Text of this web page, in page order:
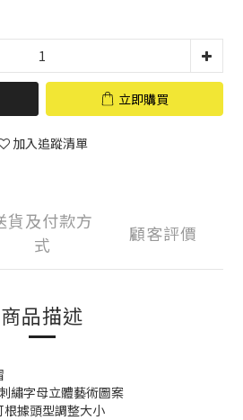
立即購買
加入追蹤清單
貨及付款方
式
顧客評價
商品描述
繡字母立體藝術圖案
據頭型調整大小